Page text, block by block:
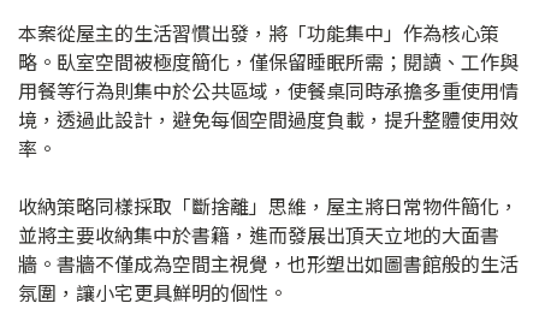
本案從屋主的生活習慣出發，將「功能集中」作為核心策
略。臥室空間被極度簡化，僅保留睡眠所需；閱讀、工作與
用餐等行為則集中於公共區域，使餐桌同時承擔多重使用情
境，透過此設計，避免每個空間過度負載，提升整體使用效
率。
收納策略同樣採取「斷捨離」思維，屋主將日常物件簡化，
並將主要收納集中於書籍，進而發展出頂天立地的大面書
牆。書牆不僅成為空間主視覺，也形塑出如圖書館般的生活
氛圍，讓小宅更具鮮明的個性。